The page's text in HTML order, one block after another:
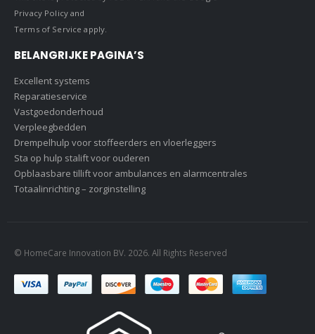
Privacy Policyand
Terms of Service apply.
BELANGRIJKE PAGINA’S
Excellent systems
Reparatieservice
Vastgoedonderhoud
Verpleegbedden
Drempelhulp voor stoffeerders en vloerleggers
Sta op hulp stalift voor ouderen
Opblaasbare tillift voor ambulances en alarmcentrales
Totaalinrichting – zorginstelling
© HomeCare Innovation BV. 2026. All Rights Reserved